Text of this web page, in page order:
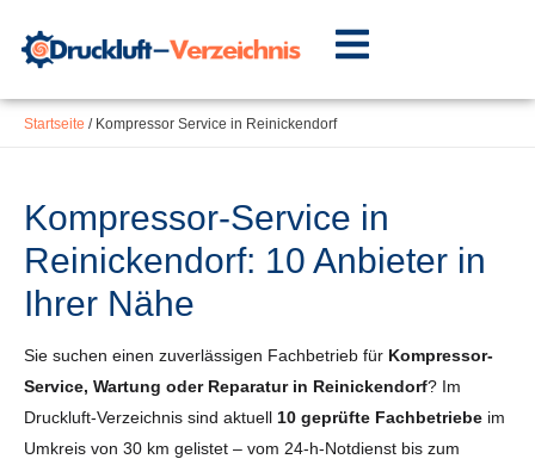
springen
Inhalt
Startseite / Kompressor Service in Reinickendorf
Kompressor-Service in
Reinickendorf: 10 Anbieter in
Ihrer Nähe
Sie suchen einen zuverlässigen Fachbetrieb für Kompressor-
Service, Wartung oder Reparatur in Reinickendorf? Im
Druckluft-Verzeichnis sind aktuell 10 geprüfte Fachbetriebe im
Umkreis von 30 km gelistet – vom 24-h-Notdienst bis zum